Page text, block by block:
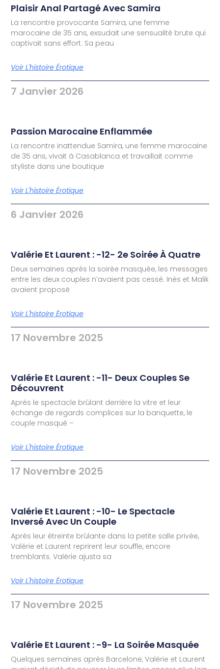
Plaisir Anal Partagé Avec Samira
La rencontre provocante Samira, une femme
marocaine de 35 ans, exsudait une sensualité brute qui
captivait sans effort. Sa peau
Voir L'histoire Érotique
7 Janvier 2026
Passion Marocaine Enflammée
La rencontre inattendue Samira, une femme marocaine
de 35 ans, vivait à Casablanca et travaillait comme
styliste dans une boutique
Voir L'histoire Érotique
6 Janvier 2026
Valérie Et Laurent : -12- 2e Soirée À Quatre
Deux semaines après la soirée masquée, les messages
entre les deux couples n’avaient pas cessé. Inès et Malik
avaient proposé
Voir L'histoire Érotique
17 Novembre 2025
Valérie Et Laurent : -11- Deux Couples Se
Découvrent
Après le spectacle brûlant derrière la vitre et leur
échange de regards complices sur la banquette, le
couple masqué –
Voir L'histoire Érotique
17 Novembre 2025
Valérie Et Laurent : -10- Le Spectacle
Inversé Avec Un Couple
Après leur étreinte brûlante dans la petite salle privée,
Valérie et Laurent reprirent leur souffle, encore
tremblants. Valérie ajusta sa
Voir L'histoire Érotique
17 Novembre 2025
Valérie Et Laurent : -9- La Soirée Masquée
Quelques semaines après Barcelone, Valérie et Laurent